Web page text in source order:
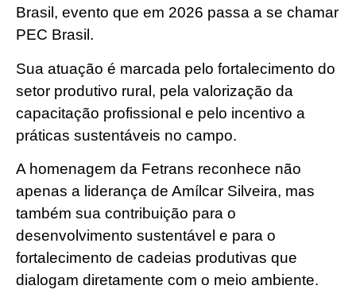
Brasil, evento que em 2026 passa a se chamar
PEC Brasil.
Sua atuação é marcada pelo fortalecimento do
setor produtivo rural, pela valorização da
capacitação profissional e pelo incentivo a
práticas sustentáveis no campo.
A homenagem da Fetrans reconhece não
apenas a liderança de Amílcar Silveira, mas
também sua contribuição para o
desenvolvimento sustentável e para o
fortalecimento de cadeias produtivas que
dialogam diretamente com o meio ambiente.